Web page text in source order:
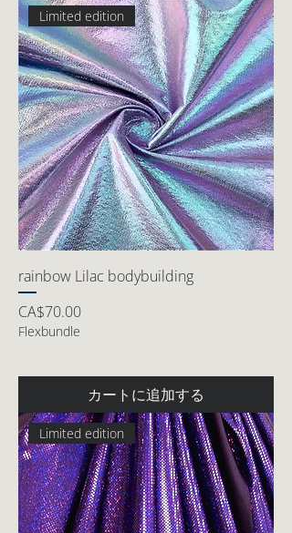
Limited edition
rainbow Lilac bodybuilding
価格
CA$70.00
Flexbundle
カートに追加する
Limited edition